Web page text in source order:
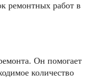
ремонтных работ в
Он помогает
количество